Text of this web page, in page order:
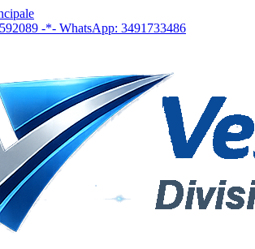
-*- WhatsApp: 3491733486